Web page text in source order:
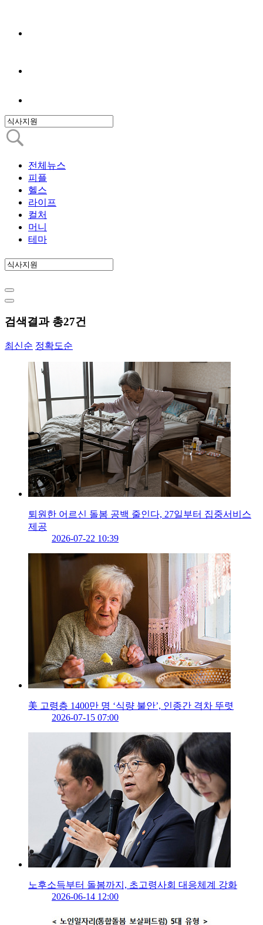
전체뉴스
피플
헬스
라이프
컬처
머니
테마
검색결과 총27건
최신순 정확도순
퇴원한 어르신 돌봄 공백 줄인다, 27일부터 집중서비스
제공
2026-07-22 10:39
美 고령층 1400만 명 ‘식량 불안’, 인종간 격차 뚜렷
2026-07-15 07:00
노후소득부터 돌봄까지, 초고령사회 대응체계 강화
2026-06-14 12:00